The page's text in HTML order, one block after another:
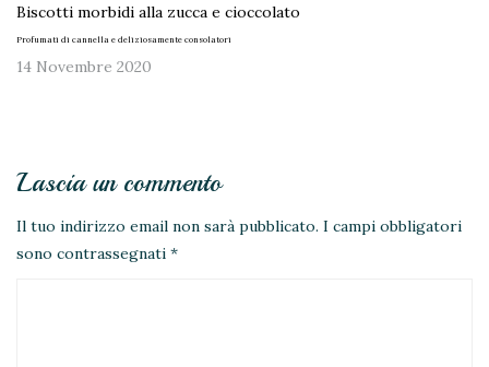
Biscotti morbidi alla zucca e cioccolato
Profumati di cannella e deliziosamente consolatori
14 Novembre 2020
Lascia un commento
Il tuo indirizzo email non sarà pubblicato. I campi obbligatori
sono contrassegnati *